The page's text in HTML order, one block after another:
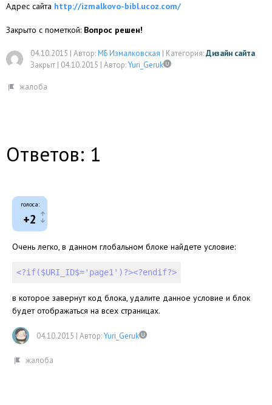
Адрес сайта http://izmalkovo-bibl.ucoz.com/
Закрыто с пометкой: Вопрос решен!
04.10.2015 | Автор:МБ Измалковская | Категория:Дизайн сайта
Закрыт | 04.10.2015 | Автор:Yuri_Geruk
Ответов: 1
голоса:
+2
Очень легко, в данном глобальном блоке найдете условие:
<?if($URI_ID$='page1')?><?endif?>
в которое завернут код блока, удалите данное условие и блок
будет отображаться на всех страницах.
04.10.2015 | Автор:Yuri_Geruk